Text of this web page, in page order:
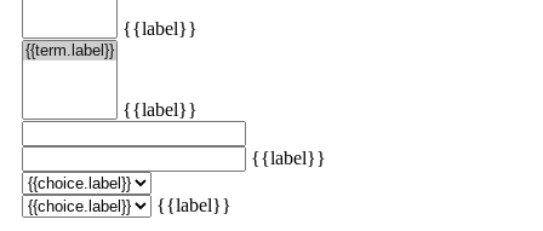
{{label}}
{{label}}
{{label}}
{{label}}